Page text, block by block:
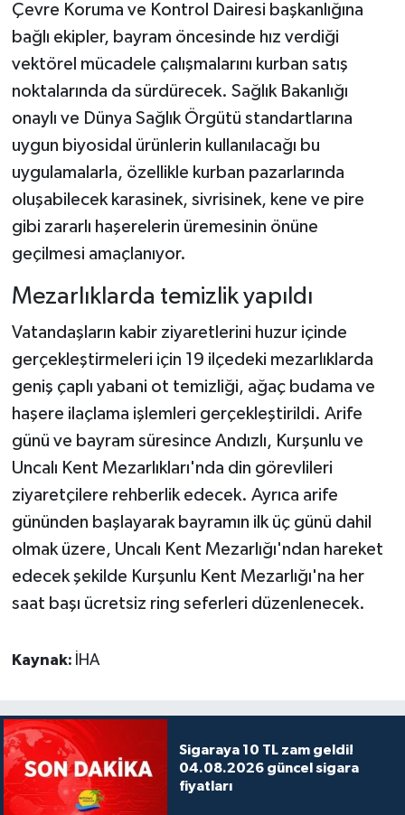
Çevre Koruma ve Kontrol Dairesi başkanlığına
bağlı ekipler, bayram öncesinde hız verdiği
vektörel mücadele çalışmalarını kurban satış
noktalarında da sürdürecek. Sağlık Bakanlığı
onaylı ve Dünya Sağlık Örgütü standartlarına
uygun biyosidal ürünlerin kullanılacağı bu
uygulamalarla, özellikle kurban pazarlarında
oluşabilecek karasinek, sivrisinek, kene ve pire
gibi zararlı haşerelerin üremesinin önüne
geçilmesi amaçlanıyor.
Mezarlıklarda temizlik yapıldı
Vatandaşların kabir ziyaretlerini huzur içinde
gerçekleştirmeleri için 19 ilçedeki mezarlıklarda
geniş çaplı yabani ot temizliği, ağaç budama ve
haşere ilaçlama işlemleri gerçekleştirildi. Arife
günü ve bayram süresince Andızlı, Kurşunlu ve
Uncalı Kent Mezarlıkları'nda din görevlileri
ziyaretçilere rehberlik edecek. Ayrıca arife
gününden başlayarak bayramın ilk üç günü dahil
olmak üzere, Uncalı Kent Mezarlığı'ndan hareket
edecek şekilde Kurşunlu Kent Mezarlığı'na her
saat başı ücretsiz ring seferleri düzenlenecek.
Kaynak: İHA
Sigaraya 10 TL zam geldi!
04.08.2026 güncel sigara
fiyatları